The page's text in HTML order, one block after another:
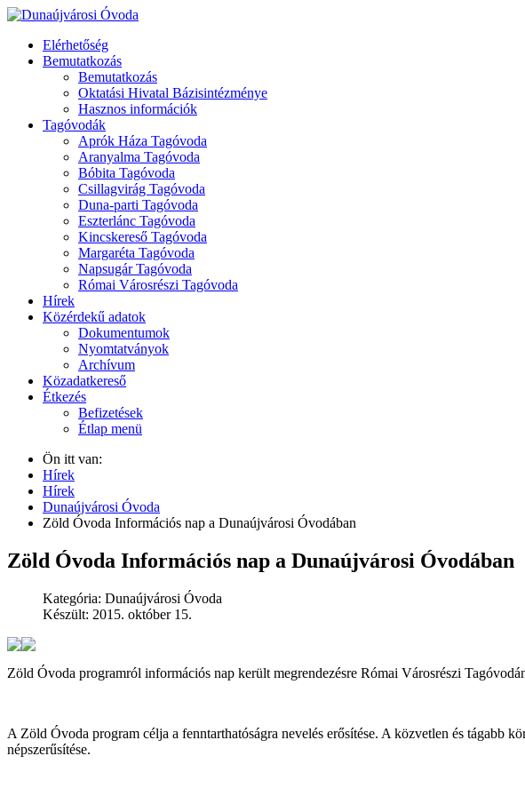
Elérhetőség
Bemutatkozás
Bemutatkozás
Oktatási Hivatal Bázisintézménye
Hasznos információk
Tagóvodák
Aprók Háza Tagóvoda
Aranyalma Tagóvoda
Bóbita Tagóvoda
Csillagvirág Tagóvoda
Duna-parti Tagóvoda
Eszterlánc Tagóvoda
Kincskereső Tagóvoda
Margaréta Tagóvoda
Napsugár Tagóvoda
Római Városrészi Tagóvoda
Hírek
Közérdekű adatok
Dokumentumok
Nyomtatványok
Archívum
Közadatkereső
Étkezés
Befizetések
Étlap menü
Ön itt van:
Hírek
Hírek
Dunaújvárosi Óvoda
Zöld Óvoda Információs nap a Dunaújvárosi Óvodában
Zöld Óvoda Információs nap a Dunaújvárosi Óvodában
Kategória: Dunaújvárosi Óvoda
Készült: 2015. október 15.
Zöld Óvoda programról információs nap került megrendezésre Római Városrészi
A Zöld Óvoda program célja a fenntarthatóságra nevelés erősítése. A közvetlen és tágabb
népszerűsítése.